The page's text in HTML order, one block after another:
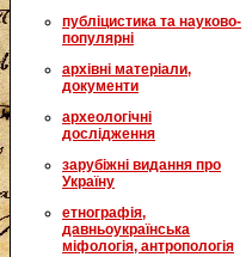
публіцистика та науково-
популярні
архівні матеріали,
документи
археологічні
дослідження
зарубіжні видання про
Україну
етнографія,
давньоукраїнська
міфологія, антропологія